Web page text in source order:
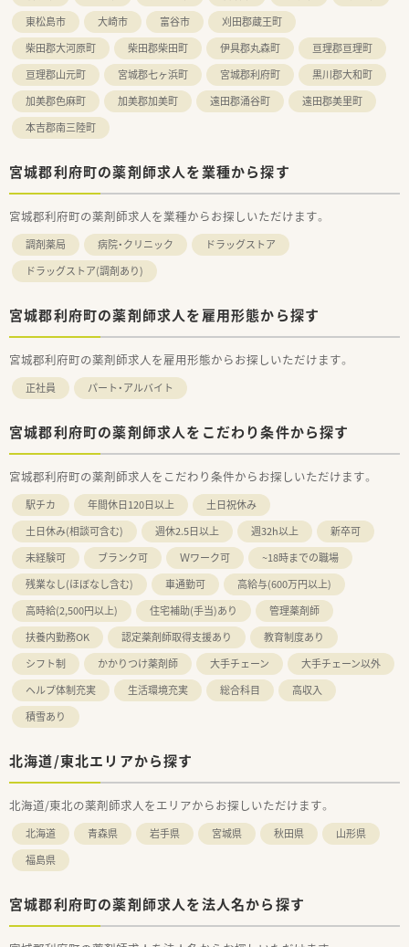
東松島市
大崎市 富谷市
刈田郡蔵王町
柴田郡大河原町
柴田郡柴田町 伊具郡丸森町
亘理郡亘理町
亘理郡山元町
宮城郡七ヶ浜町 宮城郡利府町
黒川郡大和町
加美郡色麻町
加美郡加美町 遠田郡涌谷町
遠田郡美里町
本吉郡南三陸町
宮城郡利府町の薬剤師求人を業種から探す
宮城郡利府町の薬剤師求人を業種からお探しいただけます。
調剤薬局 病院・クリニック
ドラッグストア
ドラッグストア(調剤あり)
宮城郡利府町の薬剤師求人を雇用形態から探す
宮城郡利府町の薬剤師求人を雇用形態からお探しいただけます。
正社員 パート・アルバイト
宮城郡利府町の薬剤師求人をこだわり条件から探す
宮城郡利府町の薬剤師求人をこだわり条件からお探しいただけます。
駅チカ 年間休日120日以上
土日祝休み
土日休み(相談可含む)
週休2.5日以上 週32h以上
新卒可
未経験可
ブランク可 Ｗワーク可
~18時までの職場
残業なし(ほぼなし含む)
車通勤可
高給与(600万円以上)
高時給(2,500円以上)
住宅補助(手当)あり
管理薬剤師
扶養内勤務OK
認定薬剤師取得支援あり
教育制度あり
シフト制
かかりつけ薬剤師 大手チェーン
大手チェーン以外
ヘルプ体制充実
生活環境充実 総合科目
高収入
積雪あり
北海道/東北エリアから探す
北海道/東北の薬剤師求人をエリアからお探しいただけます。
北海道 青森県 岩手県 宮城県 秋田県
山形県
福島県
宮城郡利府町の薬剤師求人を法人名から探す